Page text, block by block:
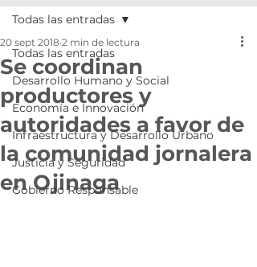
Todas las entradas
Desarrollo Humano y Social
Economía e Innovación
Infraestructura y Desarrollo Urbano
Justicia y Seguridad
Gobierno Responsable
Todas las entradas
Se coordinan
productores y
autoridades a favor de
la comunidad jornalera
en Ojinaga
20 sept 2018 2 min de lectura